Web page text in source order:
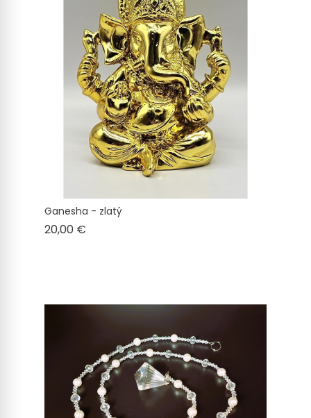
Ganesha - zlatý
20,00 €